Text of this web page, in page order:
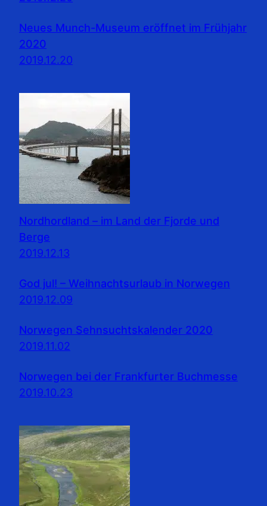
Neues Munch-Museum eröffnet im Frühjahr
2020
2019.12.20
Nordhordland – im Land der Fjorde und
Berge
2019.12.13
God jul! – Weihnachtsurlaub in Norwegen
2019.12.09
Norwegen Sehnsuchtskalender 2020
2019.11.02
Norwegen bei der Frankfurter Buchmesse
2019.10.23